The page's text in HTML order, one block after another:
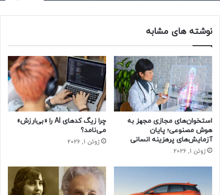
امروزه گستره اعلان‌ها تنها بزرگسالان را درگیر نمی‌کند. بر اساس
یافته‌های یک پژوهش، نوجوانان روزانه به‌طور متوسط نزدیک به
۲۴۰ اعلان از طریق تلفن‌های هوشمندشان دریافت می‌کنند. هر
آمریکایی هم به‌طور میانگین ۱۴۴ بار در روز موبایلش را چک
می‌کند. ۷۵ درصد آن‌ها تنها پنج دقیقه پس از دریافت یک
نوتیفیکشن، به گوشی‌شان سرک می‌کشند.
با شنیدن صدای بینگ‌بینگ یا وزوز چه اتفاقی در مغز می‌افتد؟
به گفته آمبروز، مغز با دریافت یک صدای هشدار ساده، از طریق
یک‌رشته فرایند‌های عصبی پیچیده‌ عمل می‌کند. نواحی مختلفی در
نوشته های مشابه
استخوان‌های مجازی مجهز به
هوش مصنوعی؛ پایان
آزمایش‌های پرهزینه انسانی
ژوئن 1, 2026
چرا زیگ کدهای AI را «بی‌ارزش»
می‌نامد؟
ژوئن 1, 2026